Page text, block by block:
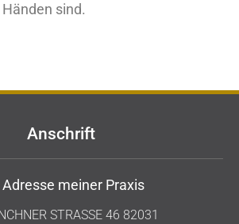
sind.
Anschrift
Adresse meiner Praxis
STRASSE 46 82031 G